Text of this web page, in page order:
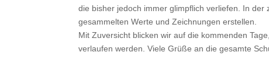
die bisher jedoch immer glimpflich verliefen. In
gesammelten Werte und Zeichnungen erstellen.
Mit Zuversicht blicken wir auf die kommenden
verlaufen werden. Viele Grüße an die gesamte